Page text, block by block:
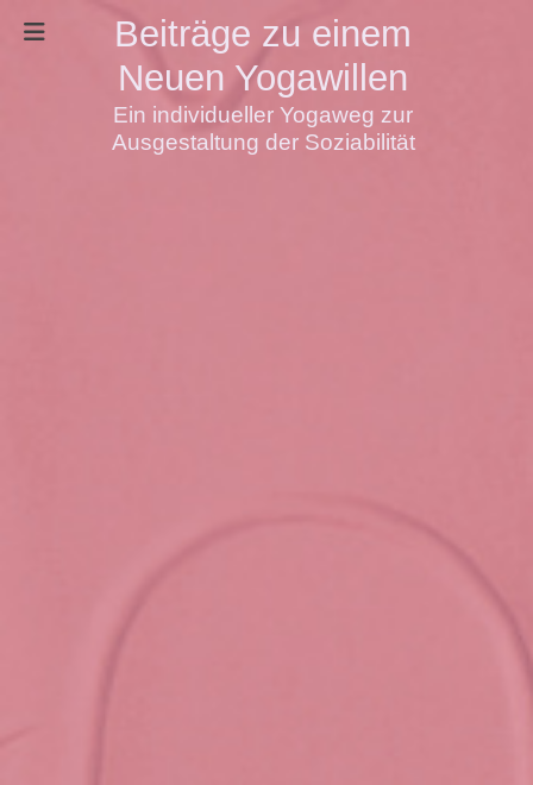
Beiträge zu einem
Neuen Yogawillen
Ein individueller Yogaweg zur
Ausgestaltung der Soziabilität